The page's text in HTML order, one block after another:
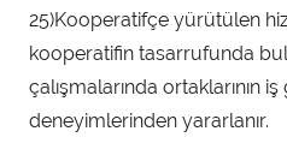
25)Kooperatifçe yürütülen
kooperatifin tasarrufunda
çalışmalarında ortaklarının
deneyimlerinden yararlanır.